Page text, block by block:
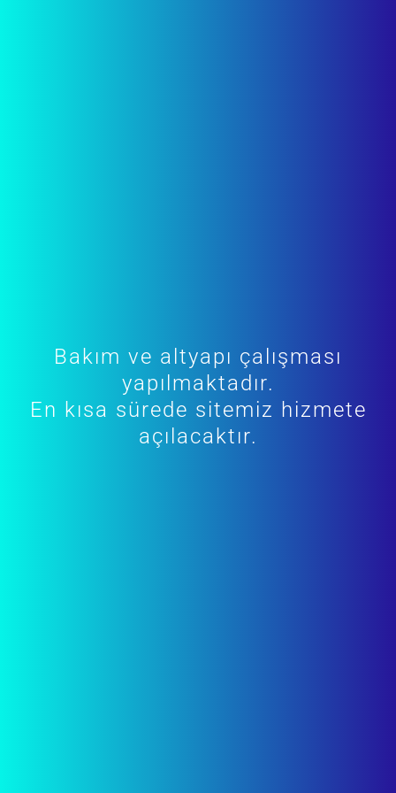
Bakım ve altyapı çalışması
yapılmaktadır.
En kısa sürede sitemiz hizmete
açılacaktır.